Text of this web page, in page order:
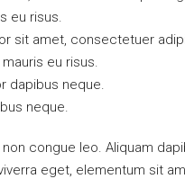
eu risus.
sit amet, consectetuer
eu risus.
dapibus neque.
neque.
non congue leo. Aliquam
eget, elementum sit